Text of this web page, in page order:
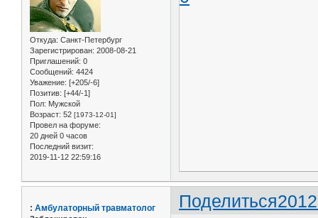
Откуда: Санкт-Петербург
Зарегистрирован: 2008-08-21
Приглашений: 0
Сообщений: 4424
Уважение: [+205/-6]
Позитив: [+44/-1]
Пол: Мужской
Возраст: 52 [1973-12-01]
Провел на форуме:
20 дней 0 часов
Последний визит:
2019-11-12 22:59:16
Поделиться
: Амбулаторный травматолог